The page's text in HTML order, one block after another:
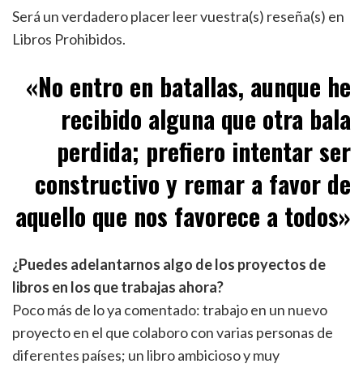
Será un verdadero placer leer vuestra(s) reseña(s) en
Libros Prohibidos.
«No entro en batallas, aunque he
recibido alguna que otra bala
perdida; prefiero intentar ser
constructivo y remar a favor de
aquello que nos favorece a todos»
¿Puedes adelantarnos algo de los proyectos de
libros en los que trabajas ahora?
Poco más de lo ya comentado: trabajo en un nuevo
proyecto en el que colaboro con varias personas de
diferentes países; un libro ambicioso y muy